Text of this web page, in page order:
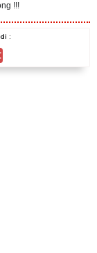
!!!
: